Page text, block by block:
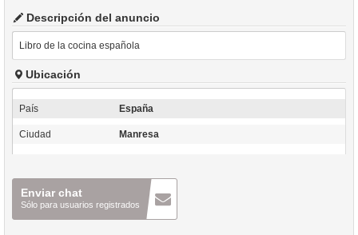
Descripción del anuncio
Libro de la cocina española
Ubicación
País España
Ciudad Manresa
Enviar chat
Sólo para usuarios registrados